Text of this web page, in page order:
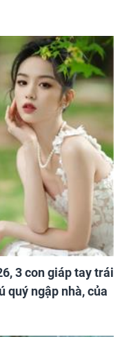
3 con giáp tay trái
quý ngập nhà, của